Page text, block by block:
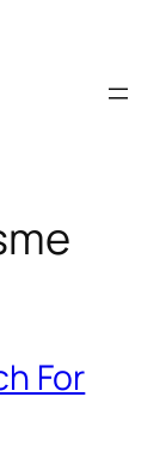
For